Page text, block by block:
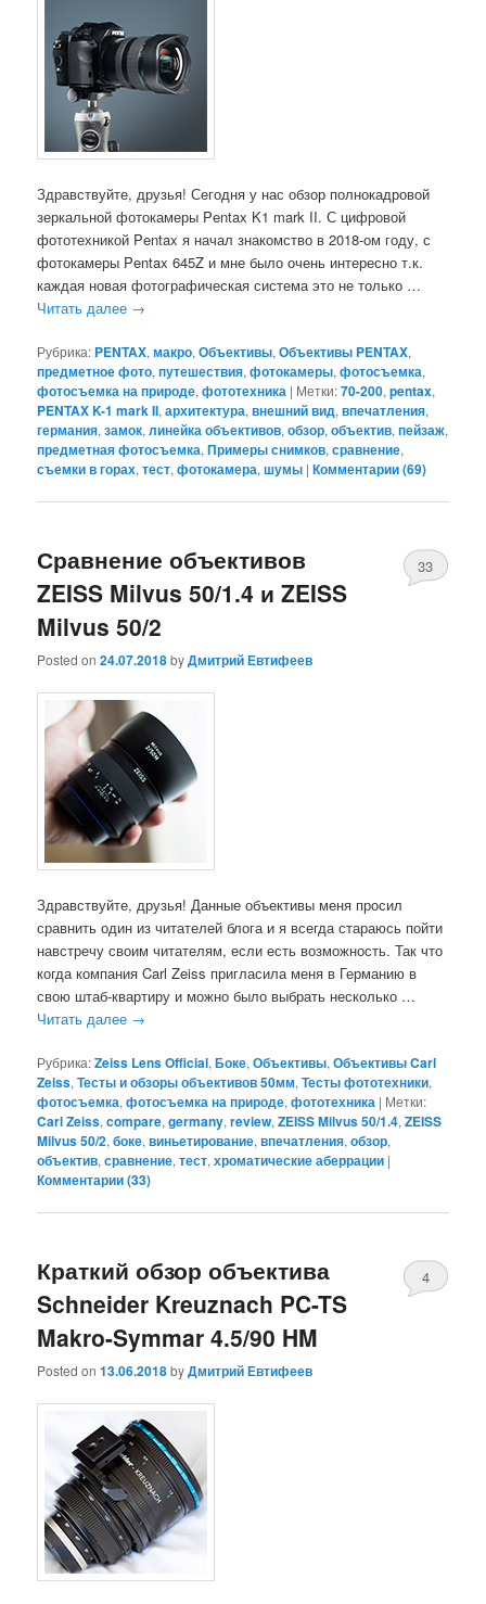
Здравствуйте, друзья! Сегодня у нас обзор полнокадровой
зеркальной фотокамеры Pentax K1 mark II. С цифровой
фототехникой Pentax я начал знакомство в 2018-ом году, с
фотокамеры Pentax 645Z и мне было очень интересно т.к.
каждая новая фотографическая система это не только …
Читать далее →
Рубрика: PENTAX,макро,Объективы,Объективы PENTAX,
предметное фото,путешествия,фотокамеры,фотосъемка,
фотосъемка на природе,фототехника | Метки:70-200,pentax,
PENTAX K-1 mark II,архитектура,внешний вид,впечатления,
германия,замок,линейка объективов,обзор,объектив,пейзаж,
предметная фотосъемка,Примеры снимков,сравнение,
съемки в горах,тест,фотокамера,шумы |Комментарии (69)
Сравнение объективов
ZEISS Milvus 50/1.4 и ZEISS
Milvus 50/2
Posted on24.07.2018byДмитрий Евтифеев
33
Здравствуйте, друзья! Данные объективы меня просил
сравнить один из читателей блога и я всегда стараюсь пойти
навстречу своим читателям, если есть возможность. Так что
когда компания Carl Zeiss пригласила меня в Германию в
свою штаб-квартиру и можно было выбрать несколько …
Читать далее →
Рубрика:Zeiss Lens Official,Боке,Объективы,Объективы Carl
Zeiss,Тесты и обзоры объективов 50мм,Тесты фототехники,
фотосъемка,фотосъемка на природе,фототехника | Метки:
Carl Zeiss,compare,germany,review,ZEISS Milvus 50/1.4,ZEISS
Milvus 50/2,боке,виньетирование,впечатления,обзор,
объектив,сравнение,тест,хроматические аберрации |
Комментарии (33)
Краткий обзор объектива
Schneider Kreuznach PC-TS
Makro-Symmar 4.5/90 HM
Posted on13.06.2018byДмитрий Евтифеев
4